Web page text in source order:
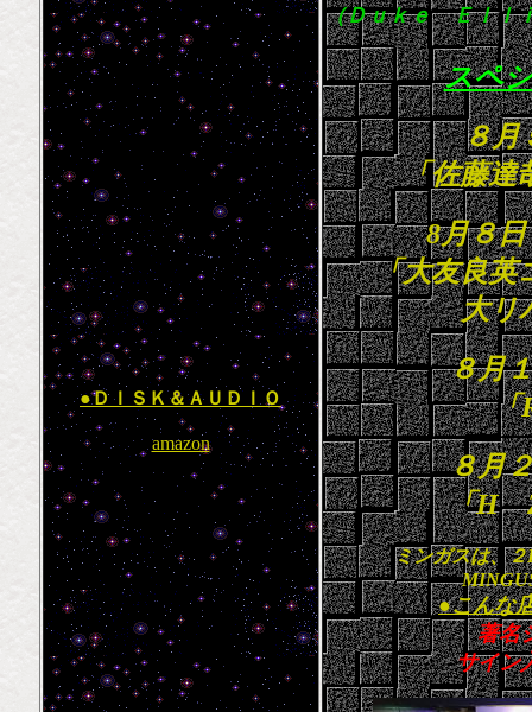
●ＤＩＳＫ＆ＡＵＤＩＯ
amazon
（Ｄｕｋｅ Ｅｌｌ
スペ
８月
「佐藤達
8月８
「大友良英
大リ
８月
「
８月
「H
ミンガスは、
●こんな
著名
サイン